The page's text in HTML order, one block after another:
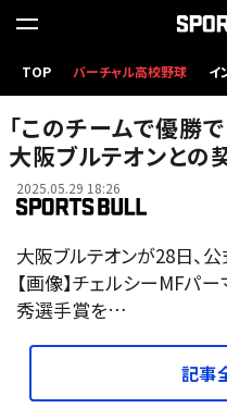
TOP バーチャル高校野球 イ
「このチームで優勝
大阪ブルテオンとの
2025.05.29 18:26
大阪ブルテオンが28日、公
【画像】チェルシーMFパ
秀選手賞を…
記事